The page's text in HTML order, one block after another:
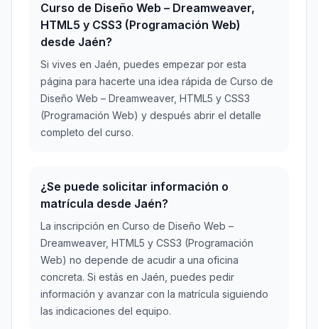
Curso de Diseño Web – Dreamweaver,
HTML5 y CSS3 (Programación Web)
desde Jaén?
Si vives en Jaén, puedes empezar por esta
página para hacerte una idea rápida de Curso de
Diseño Web – Dreamweaver, HTML5 y CSS3
(Programación Web) y después abrir el detalle
completo del curso.
¿Se puede solicitar información o
matrícula desde Jaén?
La inscripción en Curso de Diseño Web –
Dreamweaver, HTML5 y CSS3 (Programación
Web) no depende de acudir a una oficina
concreta. Si estás en Jaén, puedes pedir
información y avanzar con la matrícula siguiendo
las indicaciones del equipo.